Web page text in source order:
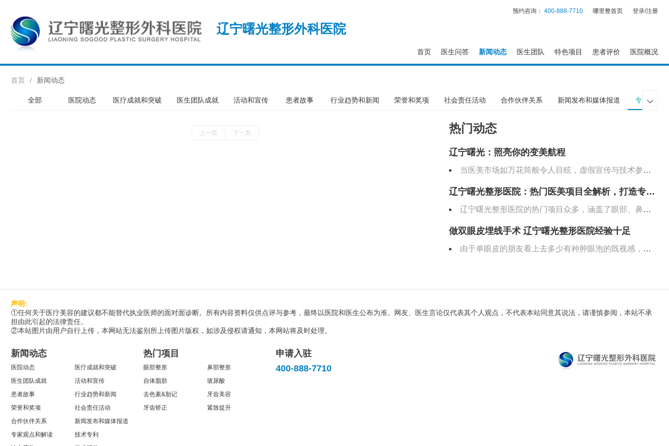
辽宁曙光整形外科医院
预约咨询： 400-888-7710 哪里整首页 登录/注册
首页 医生问答 新闻动态 医生团队 特色项目 患者评价 医院概况
首页 / 新闻动态
全部 医院动态 医疗成就和突破 医生团队成就 活动和宣传 患者故事 行业趋势和新闻 荣誉和奖项 社会责任活动 合作伙伴关系 新闻发布和媒体报道 专家观点

上一页 下一页 热门动态
辽宁曙光：照亮你的变美航程
当医美市场如万花筒般令人目眩，虚假宣传与技术参差不齐的乱象丛生，如何找到一盏照亮变美之路的可靠明灯？在沈阳的繁华版图上，辽宁曙光整形外科医院犹如一座屹立二十余载的灯塔，以专业为帆，用匠心作桨，
辽宁曙光整形医院：热门医美项目全解析，打造专属美丽新篇章
辽宁曙光整形医院的热门项目众多，涵盖了眼部、鼻部、胸部整形，以及吸脂、脂肪填充和面部年轻化等多个领域。以下是对这些热门项目的详细介绍。 一、眼部整形 切开双眼皮手术
做双眼皮埋线手术 辽宁曙光整形医院经验十足
由于单眼皮的朋友看上去多少有种肿眼泡的既视感，更加把眼睛显得小一些。若想拥有自然款双眼皮，只需采取埋线双眼皮就能重塑眼型儿。 埋线双眼皮效果自然吗 埋线的双眼皮使用
声明:
①任何关于医疗美容的建议都不能替代执业医师的面对面诊断。所有内容资料仅供点评与参考，最终以医院和医生公布为准。网友、医生言论仅代表其个人观点，不代表本站同意其说法，请谨慎参阅，本站不承
担由此引起的法律责任。
②本站图片由用户自行上传，本网站无法鉴别所上传图片版权，如涉及侵权请通知，本网站将及时处理。
新闻动态
医院动态
医疗成就和突破
医生团队成就
活动和宣传
患者故事
行业趋势和新闻
荣誉和奖项
社会责任活动
合作伙伴关系
新闻发布和媒体报道
专家观点和解读
技术专利
热门项目
眼部整形
鼻部整形
自体脂肪
玻尿酸
去色素&胎记
牙齿美容
牙齿矫正
紧致提升
申请入驻
400-888-7710